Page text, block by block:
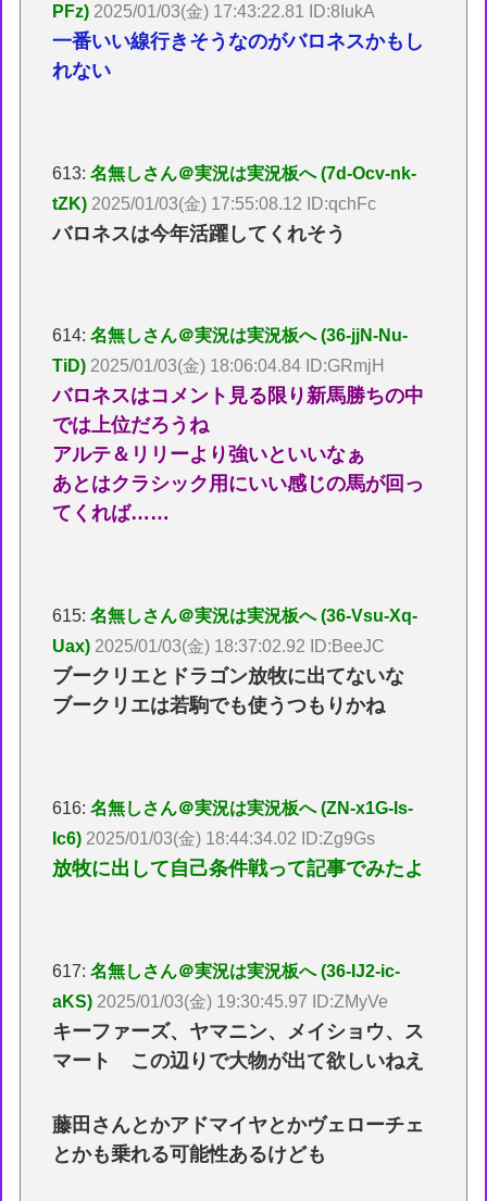
PFz) 2025/01/03(金) 17:43:22.81 ID:8IukA
一番いい線行きそうなのがバロネスかもし
れない
613:名無しさん＠実況は実況板へ (7d-Ocv-nk-
tZK) 2025/01/03(金) 17:55:08.12 ID:qchFc
バロネスは今年活躍してくれそう
614:名無しさん＠実況は実況板へ (36-jjN-Nu-
TiD) 2025/01/03(金) 18:06:04.84 ID:GRmjH
バロネスはコメント見る限り新馬勝ちの中
では上位だろうね
アルテ＆リリーより強いといいなぁ
あとはクラシック用にいい感じの馬が回っ
てくれば……
615:名無しさん＠実況は実況板へ (36-Vsu-Xq-
Uax) 2025/01/03(金) 18:37:02.92 ID:BeeJC
ブークリエとドラゴン放牧に出てないな
ブークリエは若駒でも使うつもりかね
616:名無しさん＠実況は実況板へ (ZN-x1G-Is-
Ic6) 2025/01/03(金) 18:44:34.02 ID:Zg9Gs
放牧に出して自己条件戦って記事でみたよ
617:名無しさん＠実況は実況板へ (36-IJ2-ic-
aKS) 2025/01/03(金) 19:30:45.97 ID:ZMyVe
キーファーズ、ヤマニン、メイショウ、ス
マート この辺りで大物が出て欲しいねえ
藤田さんとかアドマイヤとかヴェローチェ
とかも乗れる可能性あるけども